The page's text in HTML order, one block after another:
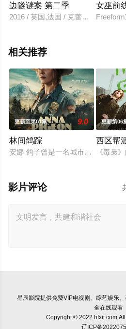
边隧谜案 第二季
2016 / 英国,法国 / 克蕾曼丝·波西斯
女巫前
相关推荐
更新至第01集 9.0
林间鸽踪
安娜·鸽子曾是一名城市滑行者，
更新第06
西区帮
《毒枭
影片评论
星辰影院提供免费VIP电视剧、综艺娱乐
全在线观看
Copyright © 2022 hfxit.com
辽ICP备